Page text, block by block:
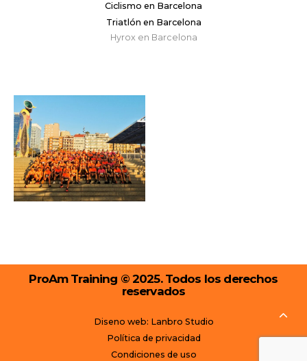
Ciclismo en Barcelona
Triatlón en Barcelona
Hyrox en Barcelona
ProAm Training © 2025. Todos los derechos
reservados
Diseno web: Lanbro Studio
Política de privacidad
Condiciones de uso